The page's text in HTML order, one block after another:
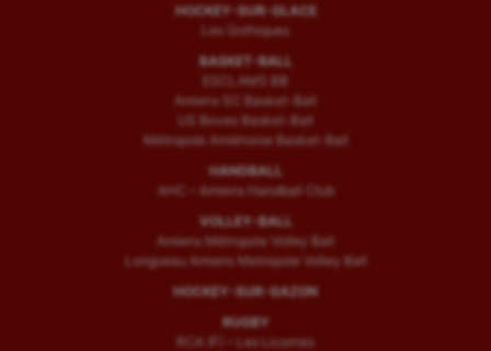
HOCKEY-SUR-GLACE
Les Gothiques
BASKET-BALL
ESCLAMS BB
Amiens SC Basket-Ball
US Boves Basket-Ball
Métropole Amiénoise Basket-Ball
HANDBALL
AHC – Amiens Handball Club
VOLLEY-BALL
Amiens Métropole Volley Ball
Longueau Amiens Metropole Volley Ball
HOCKEY-SUR-GAZON
RUGBY
RCA (F) – Les Licornes